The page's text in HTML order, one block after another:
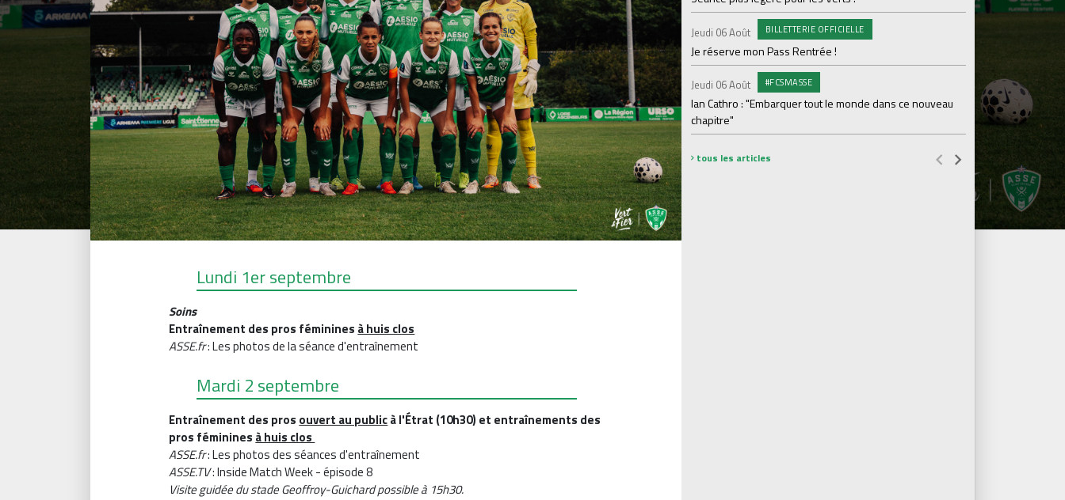
Lundi 1er septembre
Soins
Entraînement des pros féminines à huis clos
ASSE.fr: Les photos de la séance d'entraînement
Mardi 2 septembre
Entraînement des pros ouvert au publicà l'Étrat (10h30) et entraînements des
pros féminines à huis clos
ASSE.fr: Les photos des séances d'entraînement
ASSE.TV: Inside Match Week - épisode 8
Visite guidée du stade Geoffroy-Guichard possible à 15h30.
Jeudi 06 Août BILLETTERIE OFFICIELLE
Je réserve mon Pass Rentrée !
Jeudi 06 Août #FCSMASSE
Ian Cathro : "Embarquer tout le monde dans ce nouveau
chapitre"
Lundi 03 Août
Parcage complet
Lundi 03 Août
Le dernier match
tous les articles